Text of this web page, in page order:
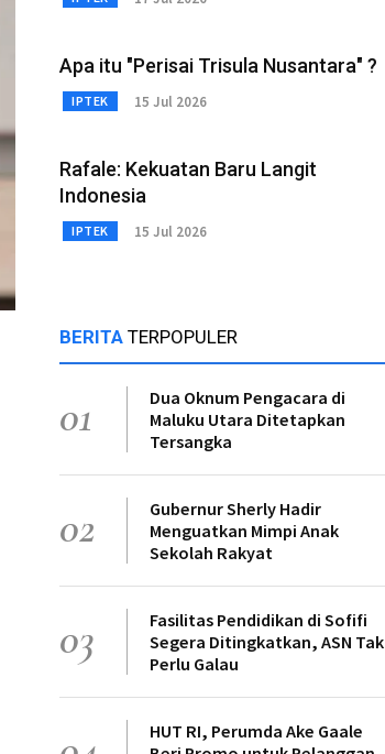
Apa itu "Perisai Trisula Nusantara" ?
IPTEK 15 Jul 2026
Rafale: Kekuatan Baru Langit
Indonesia
IPTEK 15 Jul 2026
BERITA TERPOPULER
01
Dua Oknum Pengacara di
Maluku Utara Ditetapkan
Tersangka
02
Gubernur Sherly Hadir
Menguatkan Mimpi Anak
Sekolah Rakyat
03
Fasilitas Pendidikan di Sofifi
Segera Ditingkatkan, ASN Tak
Perlu Galau
HUT RI, Perumda Ake Gaale